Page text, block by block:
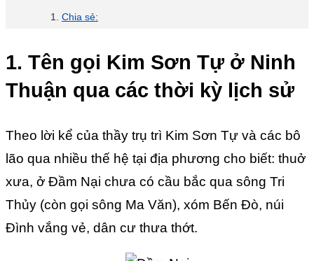
Chia sẻ:
1. Tên gọi Kim Sơn Tự ở Ninh
Thuận qua các thời kỳ lịch sử
Theo lời kể của thầy trụ trì Kim Sơn Tự và các bô
lão qua nhiều thế hệ tại địa phương cho biết: thuở
xưa, ở Đầm Nại chưa có cầu bắc qua sông Tri
Thủy (còn gọi sông Ma Văn), xóm Bến Đò, núi
Đình vắng vẻ, dân cư thưa thớt.